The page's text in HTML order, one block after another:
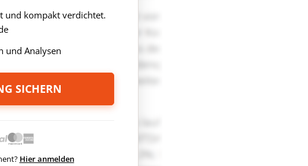
und kompakt verdichtet.
und Analysen
SICHERN
Hier anmelden